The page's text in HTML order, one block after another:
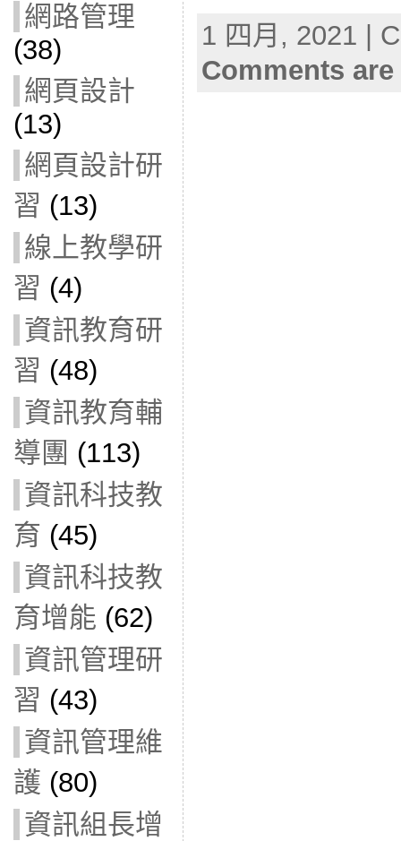
網路管理
(38)
網頁設計
(13)
網頁設計研
習 (13)
線上教學研
習 (4)
資訊教育研
習 (48)
資訊教育輔
導團 (113)
資訊科技教
育 (45)
資訊科技教
育增能 (62)
資訊管理研
習 (43)
資訊管理維
護 (80)
資訊組長增
1 四月, 2021 |
Comments